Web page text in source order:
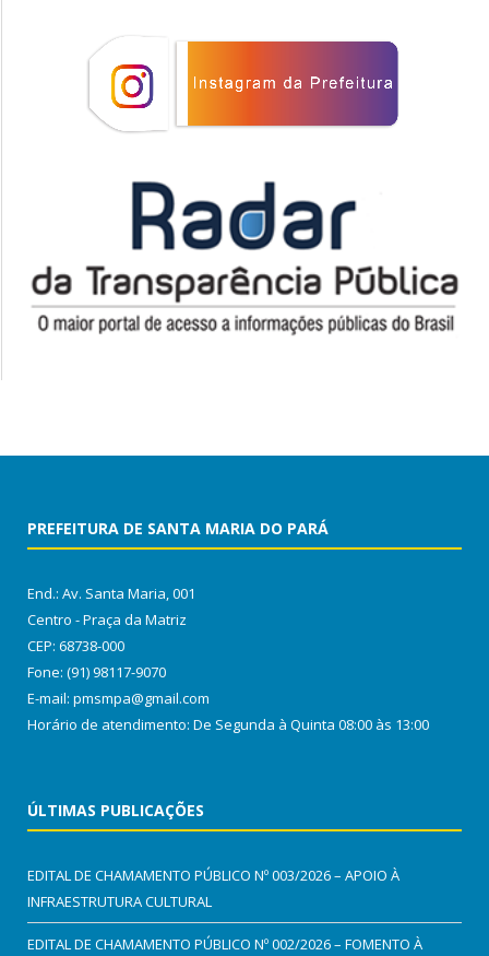
PREFEITURA DE SANTA MARIA DO PARÁ
End.: Av. Santa Maria, 001
Centro - Praça da Matriz
CEP: 68738-000
Fone: (91) 98117-9070
E-mail: pmsmpa@gmail.com
Horário de atendimento: De Segunda à Quinta 08:00 às 13:00
ÚLTIMAS PUBLICAÇÕES
EDITAL DE CHAMAMENTO PÚBLICO Nº 003/2026 – APOIO À
INFRAESTRUTURA CULTURAL
EDITAL DE CHAMAMENTO PÚBLICO Nº 002/2026 – FOMENTO À